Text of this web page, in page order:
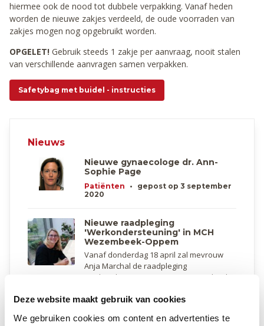
Deze website maakt gebruik van cookies
We gebruiken cookies om content en advertenties te
hiermee ook de nood tot dubbele verpakking. Vanaf heden
worden de nieuwe zakjes verdeeld, de oude voorraden van
zakjes mogen nog opgebruikt worden.
OPGELET! Gebruik steeds 1 zakje per aanvraag, nooit stalen
van verschillende aanvragen samen verpakken.
Safetybag met buidel - instructies
Nieuws
Nieuwe gynaecologe dr. Ann-
Sophie Page
Patiënten •
gepost op 3 september
2020
Nieuwe raadpleging
'Werkondersteuning' in MCH
Wezembeek-Oppem​
Vanaf donderdag 18 april zal mevrouw
Anja Marchal de raadpleging
Werkondersteuning in MCH Wezembeek-
Patiënten • gepost op 17 mei 2022